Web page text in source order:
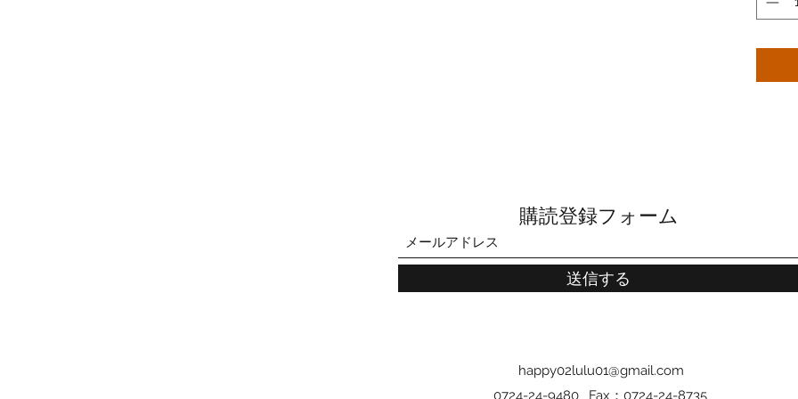
購読登録フォーム
送信する
0724-24-9480 Fax：0724-24-8735
happy02lulu01@gmail.com